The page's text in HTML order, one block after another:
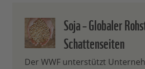
Soja – Globaler
Schattenseiten
Der WWF unterstützt